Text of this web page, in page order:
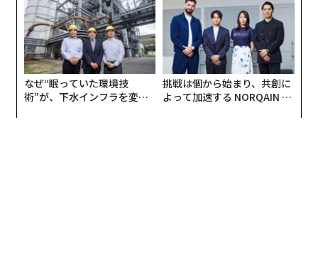
なぜ“眠っていた環境技
術”が、下水インフラを変え
挑戦は個から始まり、共創に
よって加速する NORQAIN JA